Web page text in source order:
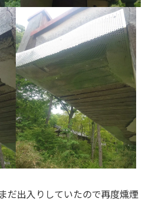
だ出入りしていたので再度燻煙